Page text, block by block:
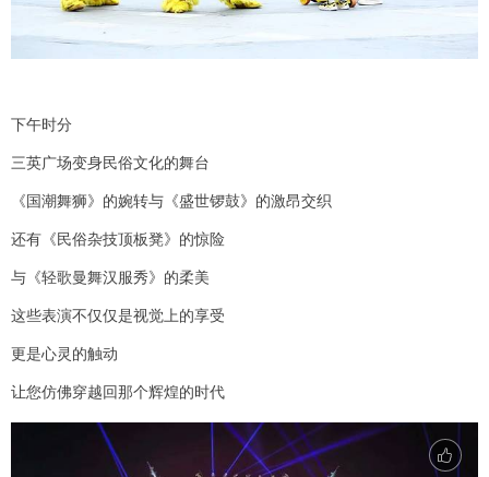
下午时分
三英广场变身民俗文化的舞台
《国潮舞狮》的婉转与《盛世锣鼓》的激昂交织
还有《民俗杂技顶板凳》的惊险
与《轻歌曼舞汉服秀》的柔美
这些表演不仅仅是视觉上的享受
更是心灵的触动
让您仿佛穿越回那个辉煌的时代